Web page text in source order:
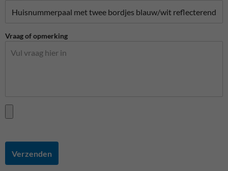
Vraag of opmerking
Verzenden